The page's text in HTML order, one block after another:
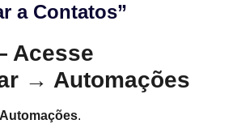
a Contatos”
Acesse
→ Automações
Automações.